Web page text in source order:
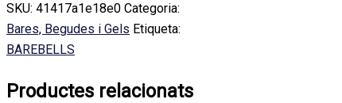
SKU: 41417a1e18e0 Categoria:
Bares, Begudes i Gels Etiqueta:
BAREBELLS
Productes relacionats